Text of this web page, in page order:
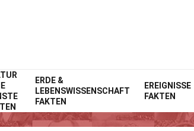
ERDE &
LEBENSWISSENSCHAFT
FAKTEN
EREIGNISSE
FAKTEN
& Wissenschaften TransportFakten
Über BMW Z4